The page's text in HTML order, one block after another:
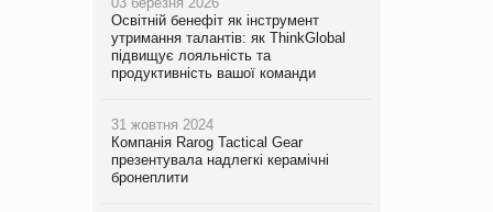
Освітній бенефіт як інструмент
утримання талантів: як ThinkGlobal
підвищує лояльність та
продуктивність вашої команди
31 жовтня 2024
Компанія Rarog Tactical Gear
презентувала надлегкі керамічні
бронеплити